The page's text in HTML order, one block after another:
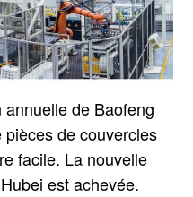
de Baofeng
de couvercles
facile. La nouvelle
est achevée.